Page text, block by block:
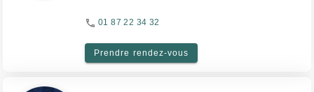
01 87 22 34 32
Prendre rendez-vous